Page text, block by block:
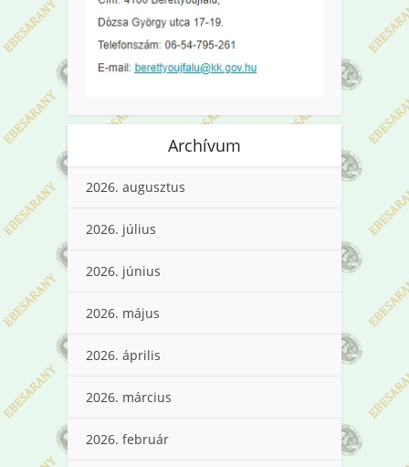
Archívum
2026. augusztus
2026. július
2026. június
2026. május
2026. április
2026. március
2026. február